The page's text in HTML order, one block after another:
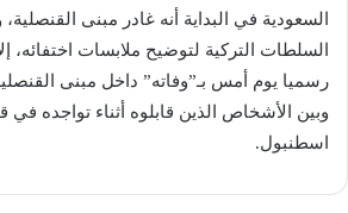
السعودية في البداية أنه غادر مبنى القنصلية،
السلطات التركية لتوضيح ملابسات اختفائه،
رسميا يوم أمس بـ”وفاته” داخل مبنى
وبين الأشخاص الذين قابلوه أثناء تواجده في
اسطنبول.